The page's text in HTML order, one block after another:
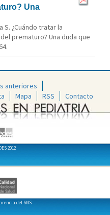
Una
S. ¿Cuándo tratar la
prematuro? Una duda que
anteriores
Mapa RSS Contacto
2012
del SNS